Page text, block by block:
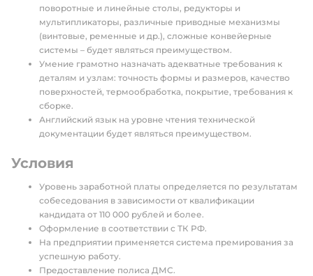
поворотные и линейные столы, редукторы и
мультипликаторы, различные приводные механизмы
(винтовые, ременные и др.), сложные конвейерные
системы – будет являться преимуществом.
Умение грамотно назначать адекватные требования к
деталям и узлам: точность формы и размеров, качество
поверхностей, термообработка, покрытие, требования к
сборке.
Английский язык на уровне чтения технической
документации будет являться преимуществом.
Условия
Уровень заработной платы определяется по результатам
собеседования в зависимости от квалификации
кандидата от 110 000 рублей и более.
Оформление в соответствии с ТК РФ.
На предприятии применяется система премирования за
успешную работу.
Предоставление полиса ДМС.